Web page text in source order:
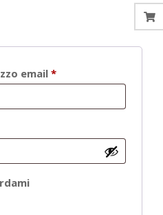
email *Richiesto